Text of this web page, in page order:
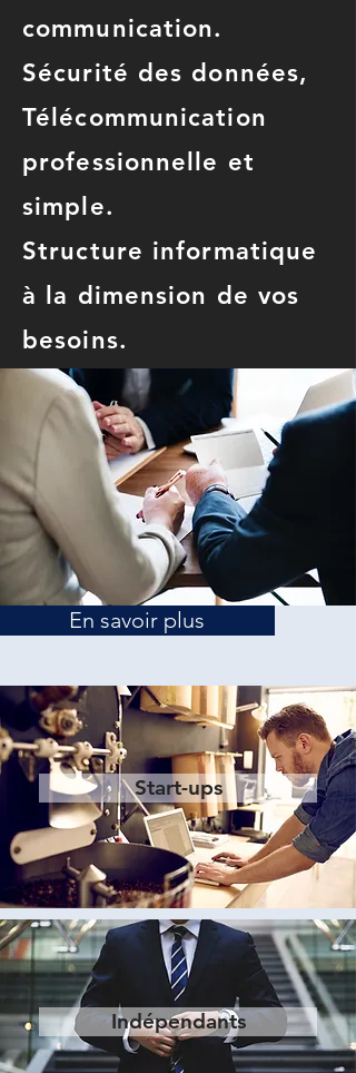
communication.
Sécurité des données,
Télécommunication
professionnelle et
simple.
Structure informatique
à la dimension de vos
besoins.
En savoir plus
Start-ups
Indépendants